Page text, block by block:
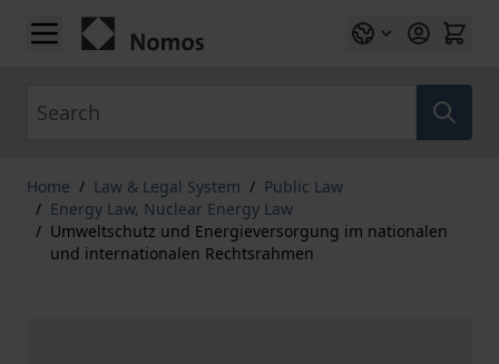
Skip to Content
Home / Law & Legal System / Public Law
/ Energy Law, Nuclear Energy Law
/ Umweltschutz und Energieversorgung im nationalen
und internationalen Rechtsrahmen